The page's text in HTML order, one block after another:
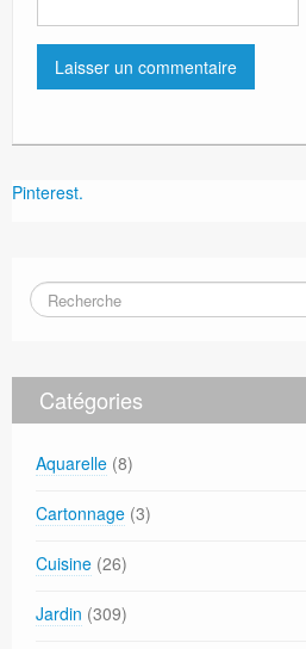
Pinterest.
Catégories
Aquarelle (8)
Cartonnage (3)
Cuisine (26)
Jardin (309)